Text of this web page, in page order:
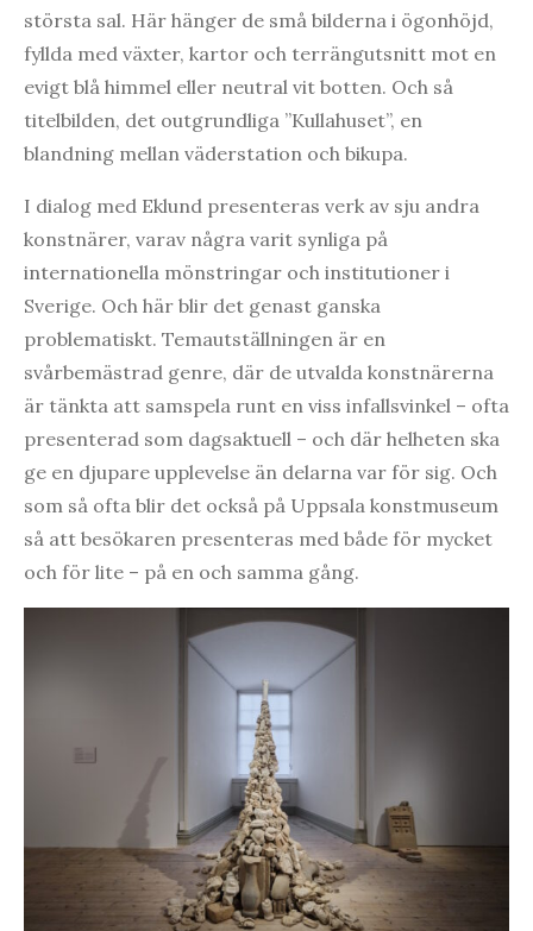
största sal. Här hänger de små bilderna i ögonhöjd,
fyllda med växter, kartor och terrängutsnitt mot en
evigt blå himmel eller neutral vit botten. Och så
titelbilden, det outgrundliga ”Kullahuset”, en
blandning mellan väderstation och bikupa.
I dialog med Eklund presenteras verk av sju andra
konstnärer, varav några varit synliga på
internationella mönstringar och institutioner i
Sverige. Och här blir det genast ganska
problematiskt. Temautställningen är en
svårbemästrad genre, där de utvalda konstnärerna
är tänkta att samspela runt en viss infallsvinkel – ofta
presenterad som dagsaktuell – och där helheten ska
ge en djupare upplevelse än delarna var för sig. Och
som så ofta blir det också på Uppsala konstmuseum
så att besökaren presenteras med både för mycket
och för lite – på en och samma gång.